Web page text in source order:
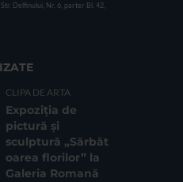
Str. Delfinului, Nr. 6, parter Bl. 42,
CLIPA DE ARTA
Expoziția de
pictură și
sculptură „Sărbăt
oarea florilor” la
Galeria Romană